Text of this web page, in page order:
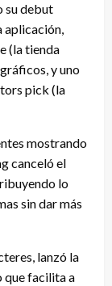
su debut
aplicación,
(la tienda
y uno
pick (la
mostrando
canceló el
lo
sin dar más
lanzó la
que facilita a